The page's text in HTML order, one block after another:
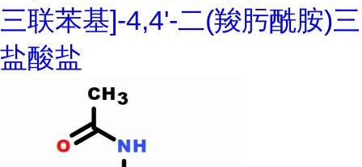
三联苯基]-4,4'-二(羧肟酰胺)三
盐酸盐